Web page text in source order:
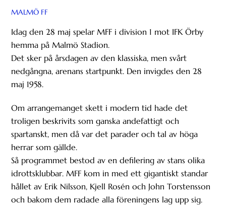
MALMÖ FF
Idag den 28 maj spelar MFF i division 1 mot IFK Örby
hemma på Malmö Stadion.
Det sker på årsdagen av den klassiska, men svårt
nedgångna, arenans startpunkt. Den invigdes den 28
maj 1958.
Om arrangemanget skett i modern tid hade det
troligen beskrivits som ganska andefattigt och
spartanskt, men då var det parader och tal av höga
herrar som gällde.
Så programmet bestod av en defilering av stans olika
idrottsklubbar. MFF kom in med ett gigantiskt standar
hållet av Erik Nilsson, Kjell Rosén och John Torstensson
och bakom dem radade alla föreningens lag upp sig.